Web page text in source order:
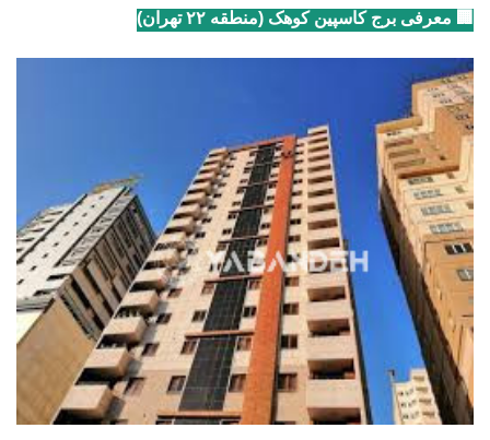
🏢 معرفی برج کاسپین کوهک (منطقه ۲۲ تهران)